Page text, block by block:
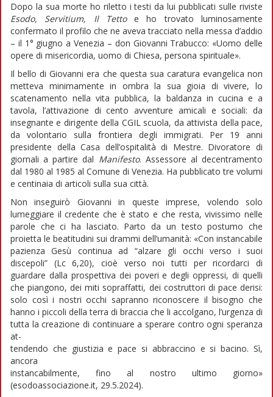
Dopo la sua morte ho riletto i testi da lui pubblicati sulle riviste
Esodo, Servitium, Il Tettoe ho trovato luminosamente
confermato il profilo che ne aveva tracciato nella messa d’addio
– il 1° giugno a Venezia – don Giovanni Trabucco: «Uomo delle
opere di misericordia, uomo di Chiesa, persona spirituale».
Il bello di Giovanni era che questa sua caratura evangelica non
metteva minimamente in ombra la sua gioia di vivere, lo
scatenamento nella vita pubblica, la baldanza in cucina e a
tavola, l’attivazione di cento avventure amicali e sociali: da
insegnante e dirigente della CGIL scuola, da attivista della pace,
da volontario sulla frontiera degli immigrati. Per 19 anni
presidente della Casa dell’ospitalità di Mestre. Divoratore di
giornali a partire dal Manifesto. Assessore al decentramento
dal 1980 al 1985 al Comune di Venezia. Ha pubblicato tre volumi
e centinaia di articoli sulla sua città.
Non inseguirò Giovanni in queste imprese, volendo solo
lumeggiare il credente che è stato e che resta, vivissimo nelle
parole che ci ha lasciato. Parto da un testo postumo che
proietta le beatitudini sui drammi dell’umanità: «Con instancabile
pazienza Gesù continua ad “alzare gli occhi verso i suoi
discepoli” (Lc 6,20), cioè verso noi tutti per ricordarci di
guardare dalla prospettiva dei poveri e degli oppressi, di quelli
che piangono, dei miti sopraffatti, dei costruttori di pace derisi:
solo così i nostri occhi sapranno riconoscere il bisogno che
hanno i piccoli della terra di braccia che li accolgano, l’urgenza di
tutta la creazione di continuare a sperare contro ogni speranza
at-
tendendo che giustizia e pace si abbraccino e si bacino. Sì,
ancora
instancabilmente, fino al nostro ultimo giorno»
(esodoassociazione.it, 29.5.2024).